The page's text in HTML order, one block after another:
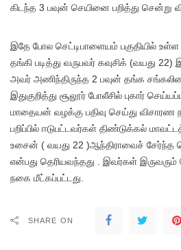
கிடந்த 3 பவுன் செயினை பறித்து சென்று
இதே போல செட்டிபாளையம் பகுதியில் உள்ள
தங்கி படித்து வருபவர் கவுசிக் (வயது 22)
அவர் அணிந்திருந்த 2 பவுன் தங்க
இதுகுறித்து சூலூர் போலீசில் புகார்
மாதையன் வழக்கு பதிவு செய்து
பறிப்பில் ஈடுபட்டவர்கள் திண்டுக்கல்
உசைன் ( வயது 22 )ஆந்திராவைச் சேர்ந்த
என்பது தெரியவந்தது . இவர்கள் இருவரும்
நகை மீட்கப்பட்டது.
SHARE ON